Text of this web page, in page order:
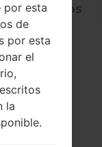
LOS ARCHIVOS
por esta
de
por esta
el
la